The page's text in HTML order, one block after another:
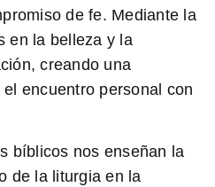
de fe. Mediante la
en la belleza y la
creando una
encuentro personal con
bíblicos nos enseñan la
de la liturgia en la